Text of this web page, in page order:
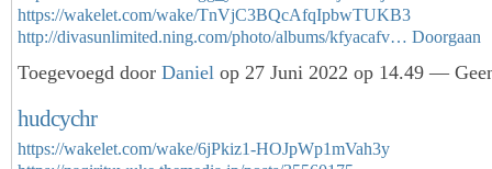
https://wakelet.com/wake/TnVjC3BQcAfqIpbwTUKB3
http://divasunlimited.ning.com/photo/albums/kfyacafv… Doorgaan
Toegevoegd door Daniel op 27 Juni 2022 op 14.49 —
hudcychr
https://wakelet.com/wake/6jPkiz1-HOJpWp1mVah3y